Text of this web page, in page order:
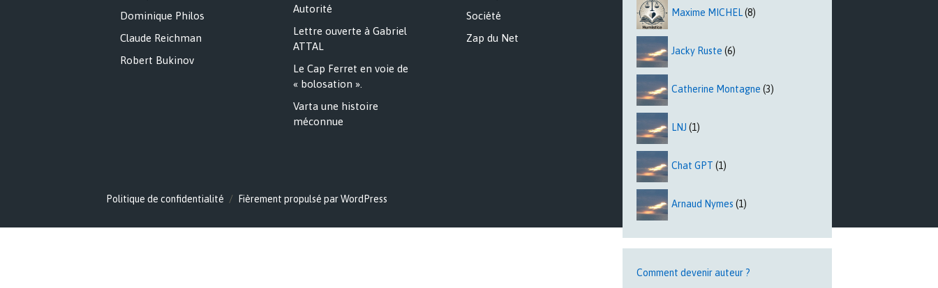
Maxime MICHEL(8)
Jacky Ruste (6)
Catherine Montagne (3)
LNJ (1)
Chat GPT (1)
Arnaud Nymes (1)
Comment devenir auteur ?
Dominique Philos
Claude Reichman
Robert Bukinov
Autorité
Lettre ouverte à Gabriel
ATTAL
Le Cap Ferret en voie de
« bolosation ».
Varta une histoire
méconnue
Société
Zap du Net
Politique de confidentialité Fièrement propulsé par WordPress